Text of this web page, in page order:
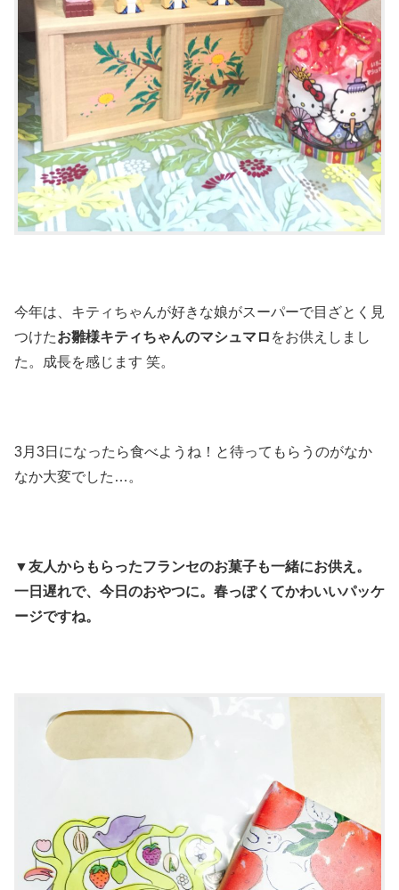
今年は、キティちゃんが好きな娘がスーパーで目ざとく見
つけたお雛様キティちゃんのマシュマロ をお供えしまし
た。成長を感じます 笑。
3月3日になったら食べようね！と待ってもらうのがなか
なか大変でした…。
▼友人からもらったフランセのお菓子も一緒にお供え。
一日遅れで、今日のおやつに。春っぽくてかわいいパッケ
ージですね。